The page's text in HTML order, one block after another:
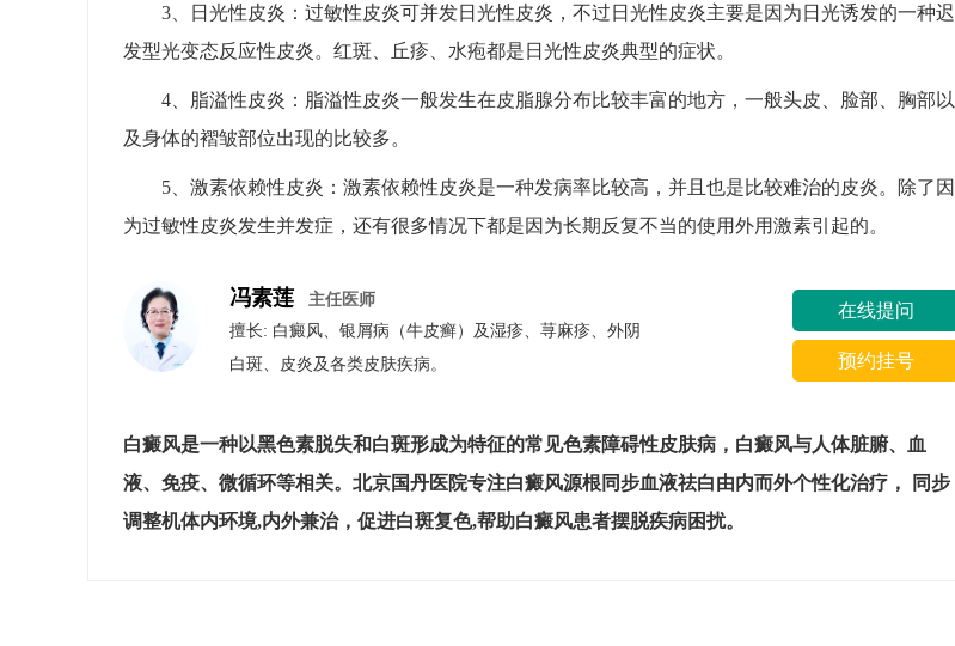
3、日光性皮炎：过敏性皮炎可并发日光性皮炎，不过日光性皮炎主要是因为日光诱发的一种迟
发型光变态反应性皮炎。红斑、丘疹、水疱都是日光性皮炎典型的症状。
4、脂溢性皮炎：脂溢性皮炎一般发生在皮脂腺分布比较丰富的地方，一般头皮、脸部、胸部以
及身体的褶皱部位出现的比较多。
5、激素依赖性皮炎：激素依赖性皮炎是一种发病率比较高，并且也是比较难治的皮炎。除了因
为过敏性皮炎发生并发症，还有很多情况下都是因为长期反复不当的使用外用激素引起的。
冯素莲
主任医师
擅长: 白癜风、银屑病（牛皮癣）​及​湿疹、荨麻疹、外阴
白斑、皮炎及各类皮肤疾病。
在线提问
预约挂号
白癜风是一种以黑色素脱失和白斑形成为特征的常见色素障碍性皮肤病，白癜风与人体脏腑、血
液、免疫、微循环等相关。北京国丹医院专注白癜风源根同步血液祛白由内而外个性化治疗， 同步
调整机体内环境,内外兼治，促进白斑复色,帮助白癜风患者摆脱疾病困扰。